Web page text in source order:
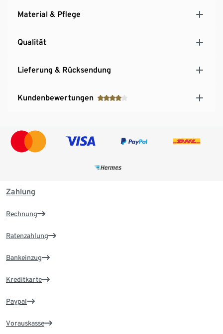
Material & Pflege
Qualität
Lieferung & Rücksendung
Kundenbewertungen
Zahlung
Rechnung
Ratenzahlung
Bankeinzug
Kreditkarte
Paypal
Vorauskasse